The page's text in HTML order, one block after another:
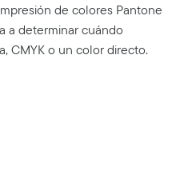
de colores Pantone
a determinar cuándo
CMYK o un color directo.